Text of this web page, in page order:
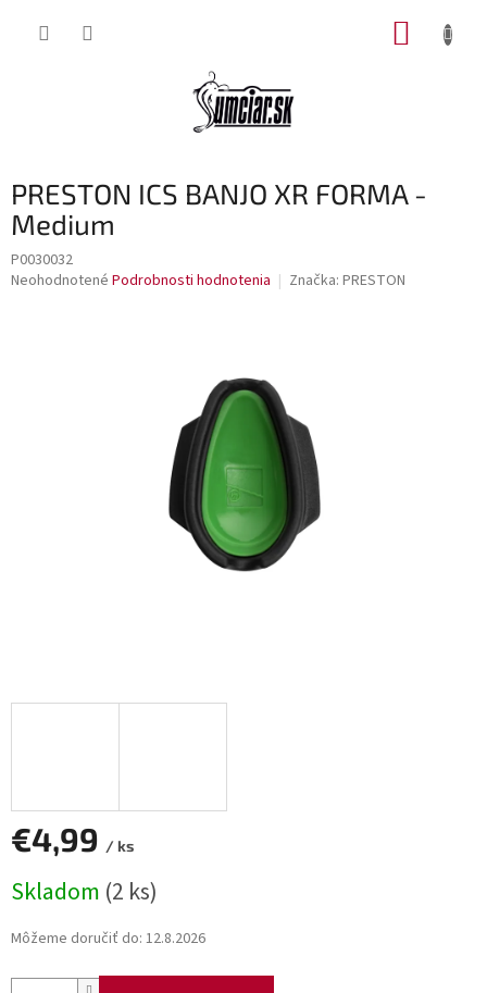
PRESTON ICS BANJO XR FORMA -
Medium
P0030032
Priemerné
Neohodnotené Podrobnosti hodnotenia Značka: PRESTON
€4,99 / ks
cena:
Skladom (2 ks)
Môžeme doručiť do: 12.8.2026